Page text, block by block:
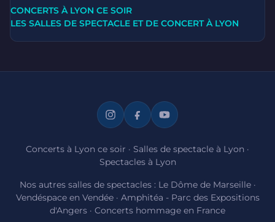
CONCERTS À LYON CE SOIR
LES SALLES DE SPECTACLE ET DE CONCERT À LYON
Concerts à Lyon ce soir · Salles de spectacle à Lyon ·
Spectacles à Lyon
Nos autres salles de spectacles : Le Dôme de Marseille·
Vendéspace en Vendée· Amphitéa - Parc des Expositions
d'Angers · Concerts hommage en France